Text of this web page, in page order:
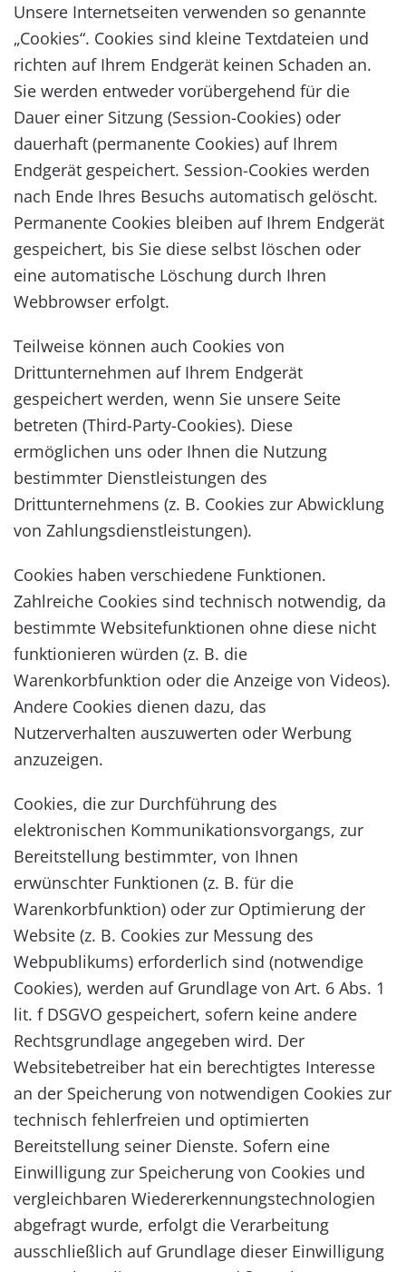
Unsere Internetseiten verwenden so genannte
„Cookies“. Cookies sind kleine Textdateien und
richten auf Ihrem Endgerät keinen Schaden an.
Sie werden entweder vorübergehend für die
Dauer einer Sitzung (Session-Cookies) oder
dauerhaft (permanente Cookies) auf Ihrem
Endgerät gespeichert. Session-Cookies werden
nach Ende Ihres Besuchs automatisch gelöscht.
Permanente Cookies bleiben auf Ihrem Endgerät
gespeichert, bis Sie diese selbst löschen oder
eine automatische Löschung durch Ihren
Webbrowser erfolgt.
Teilweise können auch Cookies von
Drittunternehmen auf Ihrem Endgerät
gespeichert werden, wenn Sie unsere Seite
betreten (Third-Party-Cookies). Diese
ermöglichen uns oder Ihnen die Nutzung
bestimmter Dienstleistungen des
Drittunternehmens (z. B. Cookies zur Abwicklung
von Zahlungsdienstleistungen).
Cookies haben verschiedene Funktionen.
Zahlreiche Cookies sind technisch notwendig, da
bestimmte Websitefunktionen ohne diese nicht
funktionieren würden (z. B. die
Warenkorbfunktion oder die Anzeige von Videos).
Andere Cookies dienen dazu, das
Nutzerverhalten auszuwerten oder Werbung
anzuzeigen.
Cookies, die zur Durchführung des
elektronischen Kommunikationsvorgangs, zur
Bereitstellung bestimmter, von Ihnen
erwünschter Funktionen (z. B. für die
Warenkorbfunktion) oder zur Optimierung der
Website (z. B. Cookies zur Messung des
Webpublikums) erforderlich sind (notwendige
Cookies), werden auf Grundlage von Art. 6 Abs. 1
lit. f DSGVO gespeichert, sofern keine andere
Rechtsgrundlage angegeben wird. Der
Websitebetreiber hat ein berechtigtes Interesse
an der Speicherung von notwendigen Cookies zur
technisch fehlerfreien und optimierten
Bereitstellung seiner Dienste. Sofern eine
Einwilligung zur Speicherung von Cookies und
vergleichbaren Wiedererkennungstechnologien
abgefragt wurde, erfolgt die Verarbeitung
ausschließlich auf Grundlage dieser Einwilligung